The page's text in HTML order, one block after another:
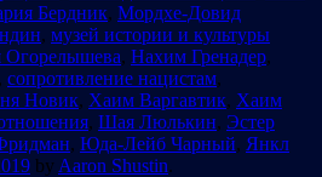
Бердник, Мордхе-Довид
, музей истории и культуры
Огорелышева, Нахим Гренадер,
, сопротивление нацистам,
Новик, Хаим Варгавтик, Хаим
, Шая Люлькин, Эстер
, Юда-Лейб Чарный, Янкл
by Aaron Shustin.